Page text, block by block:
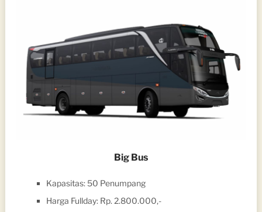
Big Bus
Kapasitas: 50 Penumpang
Harga Fullday: Rp. 2.800.000,-